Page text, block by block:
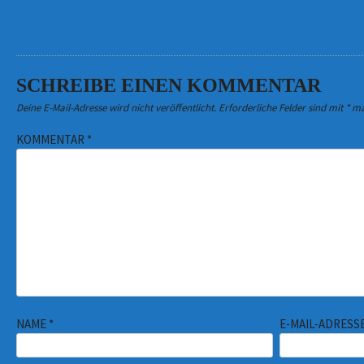
SCHREIBE EINEN KOMMENTAR
Deine E-Mail-Adresse wird nicht veröffentlicht. Erforderliche Felder sind mit *
KOMMENTAR *
NAME * E-MAIL-